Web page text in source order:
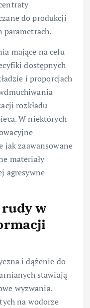
do produkcji
parametrach.
mające na celu
dostępnych
i proporcjach
rozkładu
W niektórych
jak zaawansowane
materiały
agresywne
w
i dążenie do
stawiają
wyzwania.
na wodorze